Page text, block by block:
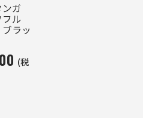
ガ
ル
ラッ
(税